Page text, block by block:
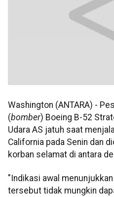
Washington (ANTARA) -
(bomber) Boeing B-52
Udara AS jatuh saat
California pada Senin dan
korban selamat di antara
"Indikasi awal
tersebut tidak mungkin